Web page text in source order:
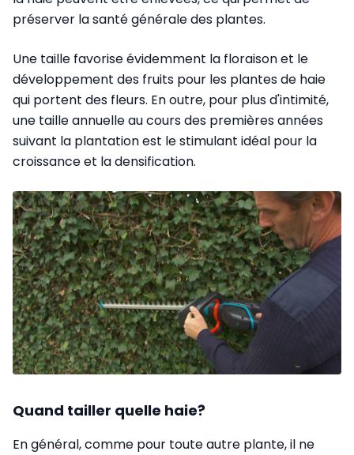
préserver la santé générale des plantes.
Une taille favorise évidemment la floraison et le
développement des fruits pour les plantes de haie
qui portent des fleurs. En outre, pour plus d'intimité,
une taille annuelle au cours des premières années
suivant la plantation est le stimulant idéal pour la
croissance et la densification.
Quand tailler quelle haie?
En général, comme pour toute autre plante, il ne